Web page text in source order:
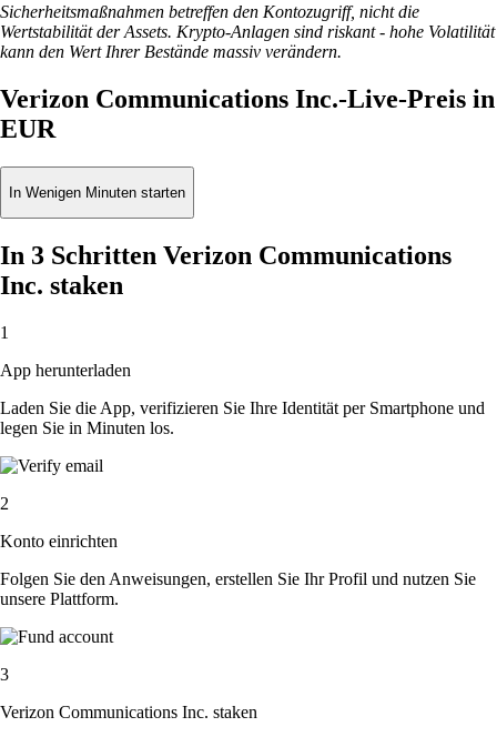
Sicherheitsmaßnahmen betreffen den Kontozugriff, nicht die
Wertstabilität der Assets. Krypto-Anlagen sind riskant - hohe Volatilität
kann den Wert Ihrer Bestände massiv verändern.
Verizon Communications Inc.-Live-Preis in
EUR
In Wenigen Minuten starten
In 3 Schritten Verizon Communications
Inc. staken
1
App herunterladen
Laden Sie die App, verifizieren Sie Ihre Identität per Smartphone und
legen Sie in Minuten los.
2
Konto einrichten
Folgen Sie den Anweisungen, erstellen Sie Ihr Profil und nutzen Sie
unsere Plattform.
3
Verizon Communications Inc. staken